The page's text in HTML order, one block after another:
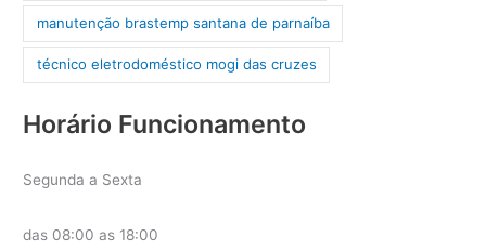
manutenção brastemp santana de parnaíba
técnico eletrodoméstico mogi das cruzes
Horário Funcionamento
Segunda a Sexta
das 08:00 as 18:00